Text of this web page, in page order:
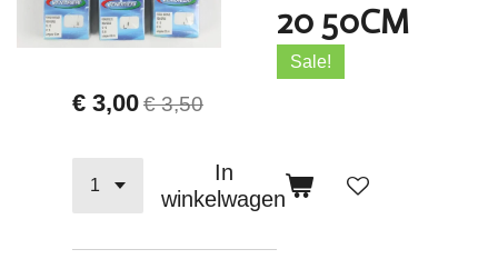
20 50CM
Sale!
€ 3,00€ 3,50
In
winkelwagen